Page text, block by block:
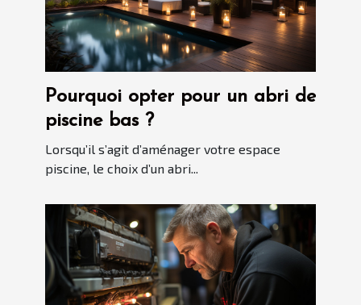
Pourquoi opter pour un abri de
piscine bas ?
Lorsqu’il s’agit d’aménager votre espace
piscine, le choix d’un abri...